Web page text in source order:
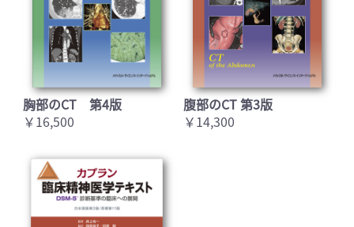
胸部のCT 第4版
￥16,500
腹部のCT 第3版
￥14,300